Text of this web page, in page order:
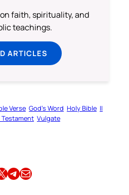
faith, spirituality, and
teachings.
ARTICLES
Verse God’s Word Holy Bible II
Testament Vulgate
X Share this article on TelegramEmail this Article